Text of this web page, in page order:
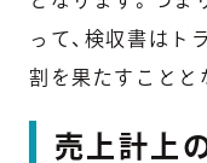
って、検収書はト
割を果たすことと
売上計上